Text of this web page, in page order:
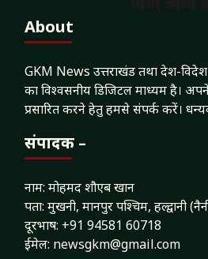
About
GKM News उत्तराखंड तथा देश-विदेश
का विश्वसनीय डिजिटल माध्यम है।
प्रसारित करने हेतु हमसे संपर्क करें।
संपादक –
नाम: मोहमद शौएब खान
पता: मुखनी, मानपुर पश्चिम, हल्द्वानी
दूरभाष: +91 94581 60718
ईमेल: newsgkm@gmail.com